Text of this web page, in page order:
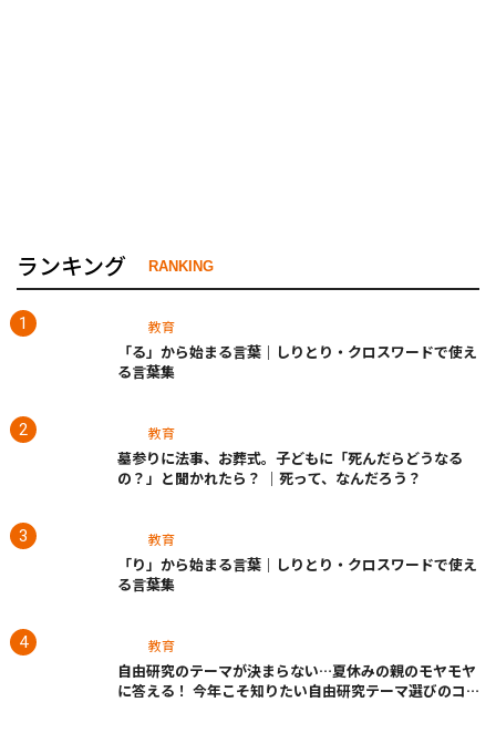
ランキング RANKING
教育
「る」から始まる言葉｜しりとり・クロスワードで使え
る言葉集
教育
墓参りに法事、お葬式。子どもに「死んだらどうなる
の？」と聞かれたら？ ｜死って、なんだろう？
教育
「り」から始まる言葉｜しりとり・クロスワードで使え
る言葉集
教育
自由研究のテーマが決まらない…夏休みの親のモヤモヤ
に答える！ 今年こそ知りたい自由研究テーマ選びのコ